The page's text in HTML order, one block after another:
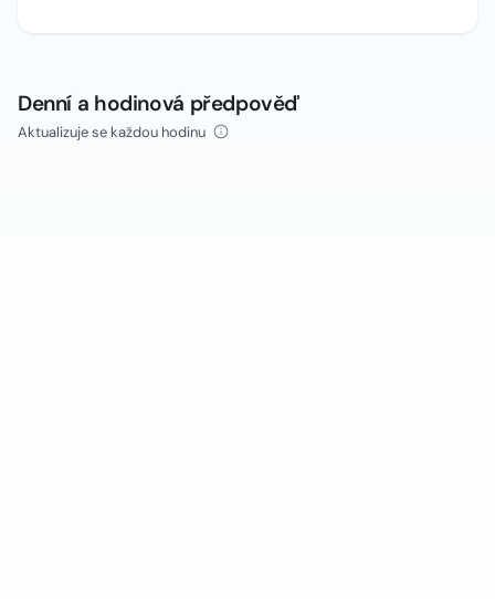
Denní a hodinová předpověď
Aktualizuje se každou hodinu